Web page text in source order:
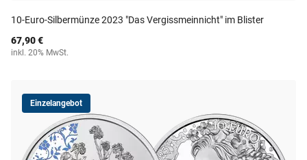
10-Euro-Silbermünze 2023 "Das Vergissmeinnicht" im Blister
67,90 €
inkl. 20% MwSt.
Einzelangebot